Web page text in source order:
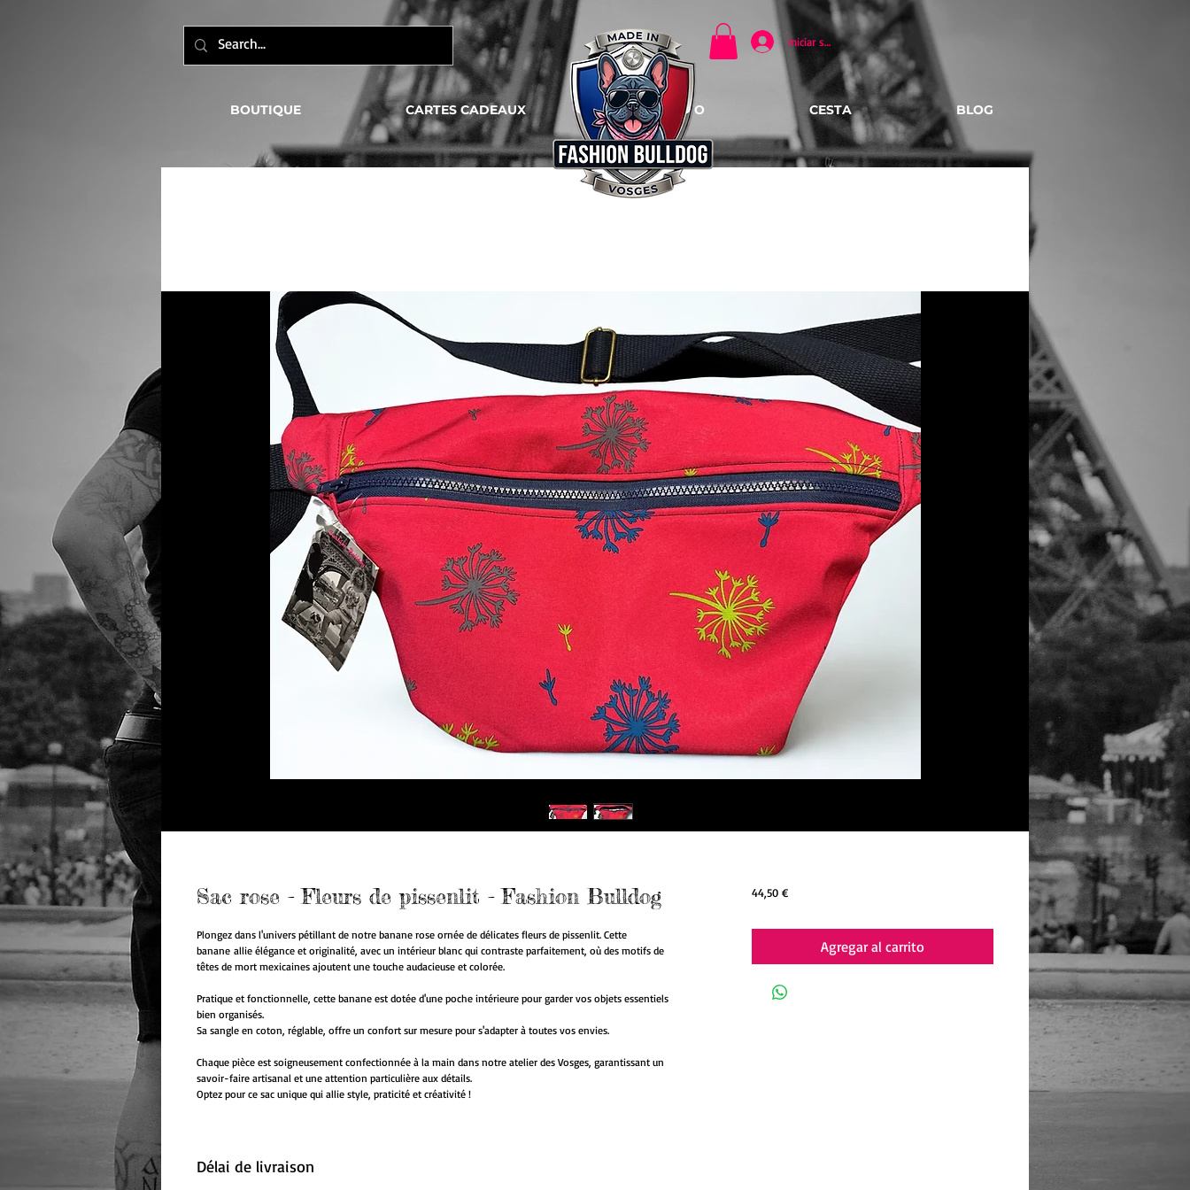
Iniciar sesión
BOUTIQUE CARTES CADEAUX CONTACTO CESTA BLOG
Sac rose - Fleurs de pissenlit - Fashion Bulldog
Plongez dans l'univers pétillant de notre banane rose ornée de délicates fleurs de pissenlit. Cette
banane allie élégance et originalité, avec un intérieur blanc qui contraste parfaitement, où des motifs de
têtes de mort mexicaines ajoutent une touche audacieuse et colorée.
Pratique et fonctionnelle, cette banane est dotée d'une poche intérieure pour garder vos objets essentiels
bien organisés.
Sa sangle en coton, réglable, offre un confort sur mesure pour s'adapter à toutes vos envies.
Chaque pièce est soigneusement confectionnée à la main dans notre atelier des Vosges, garantissant un
savoir-faire artisanal et une attention particulière aux détails.
Optez pour ce sac unique qui allie style, praticité et créativité !
Délai de livraison
44,50 €Precio
Agregar al carrito